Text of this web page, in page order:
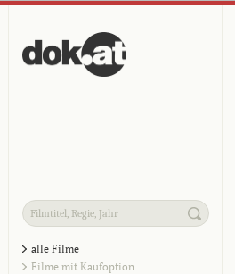
alle Filme
Filme mit Kaufoption